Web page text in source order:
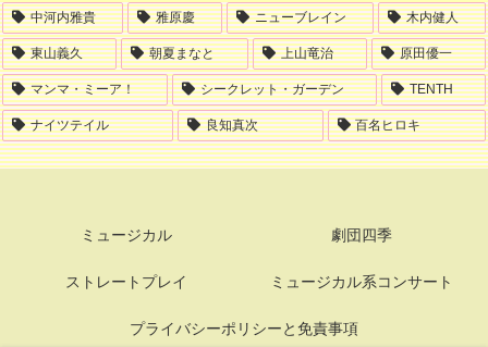
中河内雅貴 雅原慶 ニューブレイン 木内健人
東山義久 朝夏まなと 上山竜治 原田優一
マンマ・ミーア！ シークレット・ガーデン TENTH
ナイツテイル 良知真次 百名ヒロキ
ミュージカル 劇団四季
ストレートプレイ ミュージカル系コンサート
プライバシーポリシーと免責事項